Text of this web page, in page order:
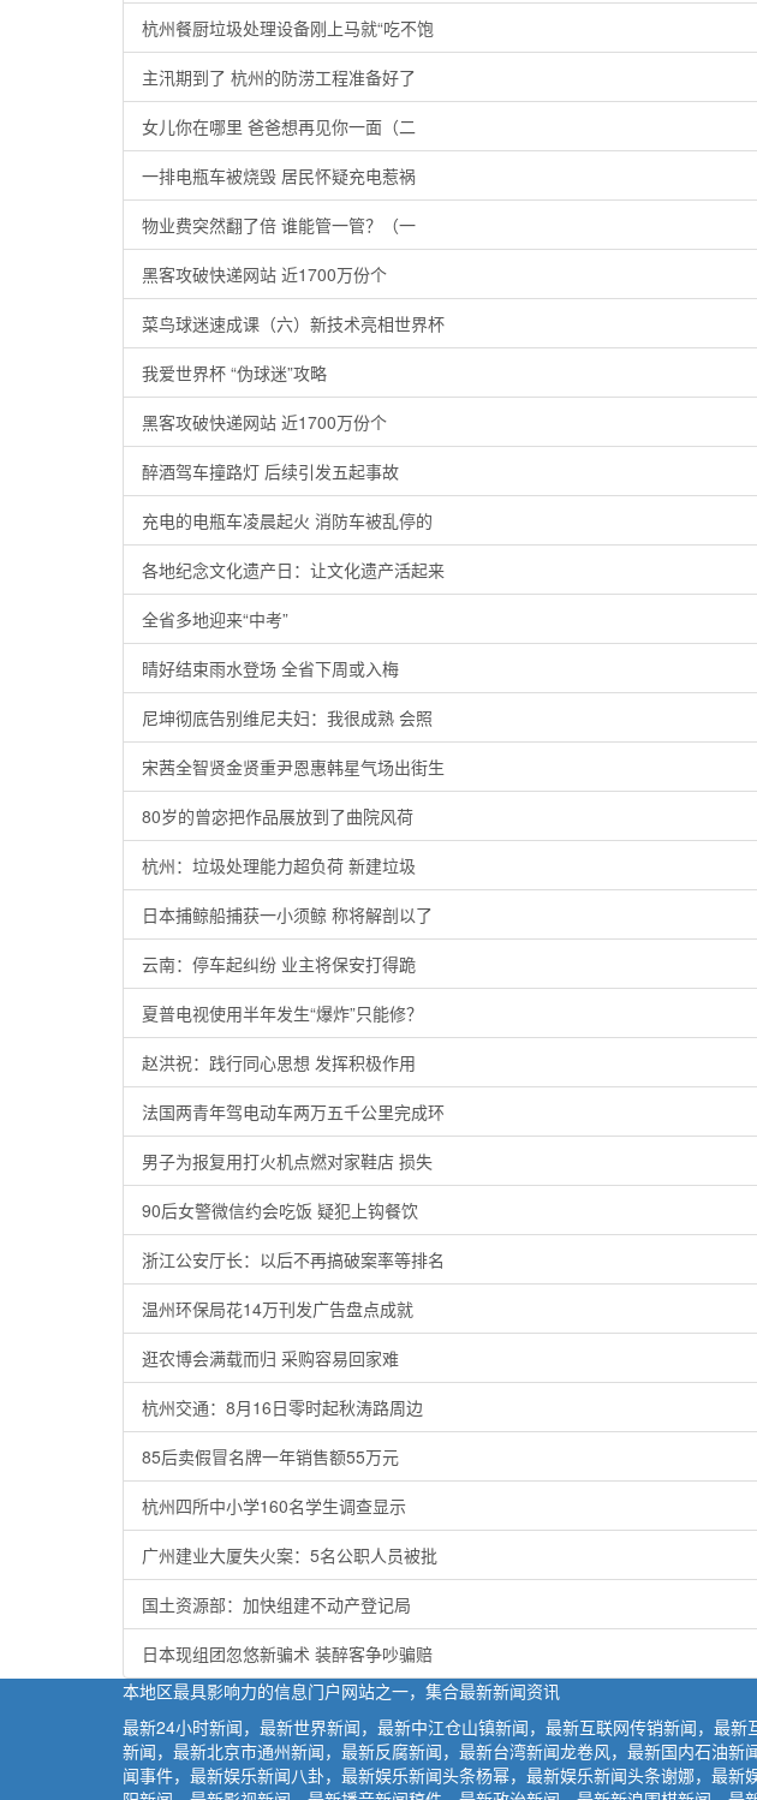
杭州餐厨垃圾处理设备刚上马就“吃不饱
主汛期到了 杭州的防涝工程准备好了
女儿你在哪里 爸爸想再见你一面（二
一排电瓶车被烧毁 居民怀疑充电惹祸
物业费突然翻了倍 谁能管一管？（一
黑客攻破快递网站 近1700万份个
菜鸟球迷速成课（六）新技术亮相世界杯
我爱世界杯 “伪球迷”攻略
黑客攻破快递网站 近1700万份个
醉酒驾车撞路灯 后续引发五起事故
充电的电瓶车凌晨起火 消防车被乱停的
各地纪念文化遗产日：让文化遗产活起来
全省多地迎来“中考”
晴好结束雨水登场 全省下周或入梅
尼坤彻底告别维尼夫妇：我很成熟 会照
宋茜全智贤金贤重尹恩惠韩星气场出街生
80岁的曾宓把作品展放到了曲院风荷
杭州：垃圾处理能力超负荷 新建垃圾
日本捕鲸船捕获一小须鲸 称将解剖以了
云南：停车起纠纷 业主将保安打得跪
夏普电视使用半年发生“爆炸”只能修？
赵洪祝：践行同心思想 发挥积极作用
法国两青年驾电动车两万五千公里完成环
男子为报复用打火机点燃对家鞋店 损失
90后女警微信约会吃饭 疑犯上钩餐饮
浙江公安厅长：以后不再搞破案率等排名
温州环保局花14万刊发广告盘点成就
逛农博会满载而归 采购容易回家难
杭州交通：8月16日零时起秋涛路周边
85后卖假冒名牌一年销售额55万元
杭州四所中小学160名学生调查显示
广州建业大厦失火案：5名公职人员被批
国土资源部：加快组建不动产登记局
日本现组团忽悠新骗术 装醉客争吵骗赔
本地区最具影响力的信息门户网站之一，集合最新新闻资讯
最新24小时新闻，最新世界新闻，最新中江仓山镇新闻，最新互联网传销新闻，最
新闻，最新北京市通州新闻，最新反腐新闻，最新台湾新闻龙卷风，最新国内石油
闻事件，最新娱乐新闻八卦，最新娱乐新闻头条杨幂，最新娱乐新闻头条谢娜，最